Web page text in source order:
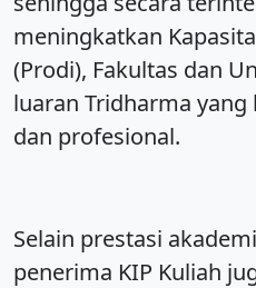
meningkatkan
(Prodi), Fakultas dan
luaran Tridharma
dan profesional.
Selain prestasi
penerima KIP Kuliah